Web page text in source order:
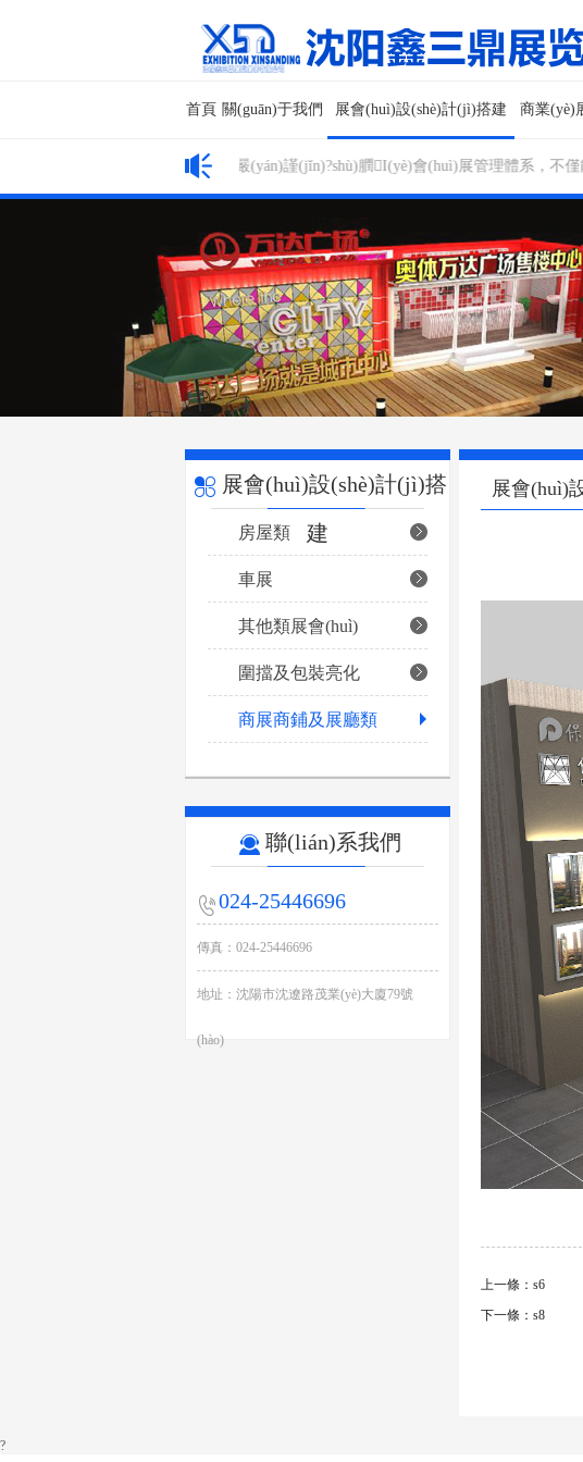
首頁 關(guān)于我們 展會(huì)設(shè)計(jì)搭建 商業(yè)
網(wǎng)站公告
(yè)制作工廠，我們依靠嚴(yán)謹(jǐn)?shù)膶I(yè)會(huì)展管理體系，不僅能
展會(huì)設(shè)計(jì)搭
建
房屋類
車展
其他類展會(huì)
圍擋及包裝亮化
商展商鋪及展廳類
聯(lián)系我們
024-25446696
傳真：024-25446696
地址：沈陽市沈遼路茂業(yè)大廈79號
(hào)
展會(huì)
上一條：s6
下一條：s8
?